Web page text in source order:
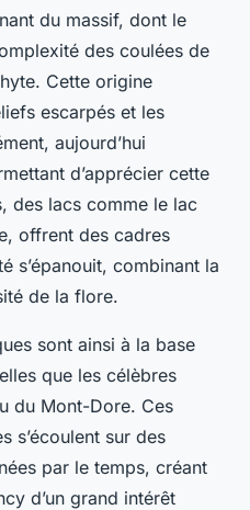
du massif, dont le
des coulées de
Cette origine
escarpés et les
aujourd’hui
d’apprécier cette
des lacs comme le lac
offrent des cadres
s’épanouit, combinant la
de la flore.
sont ainsi à la base
que les célèbres
du Mont-Dore. Ces
s’écoulent sur des
par le temps, créant
d’un grand intérêt